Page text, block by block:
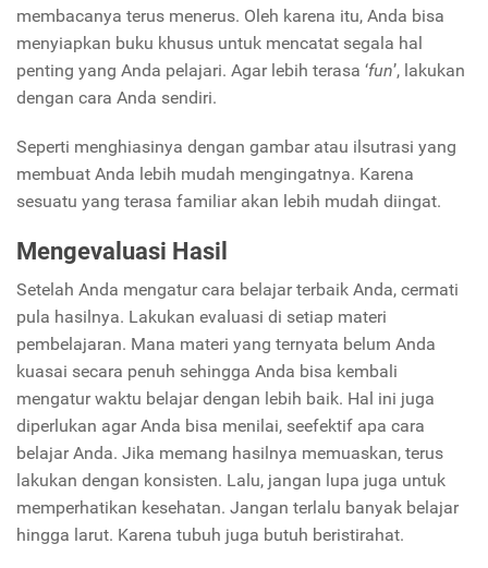
membacanya terus menerus. Oleh karena itu, Anda bisa
menyiapkan buku khusus untuk mencatat segala hal
penting yang Anda pelajari. Agar lebih terasa ‘fun’, lakukan
dengan cara Anda sendiri.
Seperti menghiasinya dengan gambar atau ilsutrasi yang
membuat Anda lebih mudah mengingatnya. Karena
sesuatu yang terasa familiar akan lebih mudah diingat.
Mengevaluasi Hasil
Setelah Anda mengatur cara belajar terbaik Anda, cermati
pula hasilnya. Lakukan evaluasi di setiap materi
pembelajaran. Mana materi yang ternyata belum Anda
kuasai secara penuh sehingga Anda bisa kembali
mengatur waktu belajar dengan lebih baik. Hal ini juga
diperlukan agar Anda bisa menilai, seefektif apa cara
belajar Anda. Jika memang hasilnya memuaskan, terus
lakukan dengan konsisten. Lalu, jangan lupa juga untuk
memperhatikan kesehatan. Jangan terlalu banyak belajar
hingga larut. Karena tubuh juga butuh beristirahat.